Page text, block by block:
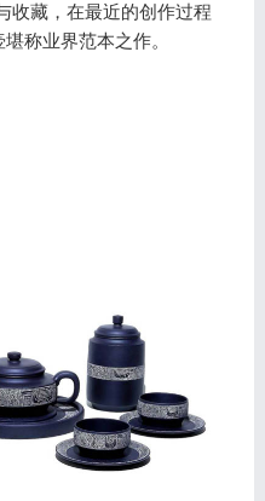
收藏，在最近的创作过程
称业界范本之作。